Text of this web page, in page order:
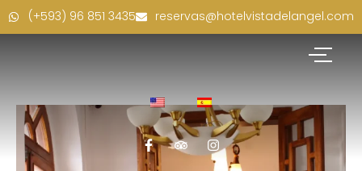
(+593) 96 851 3435 reservas@hotelvistadelangel.com